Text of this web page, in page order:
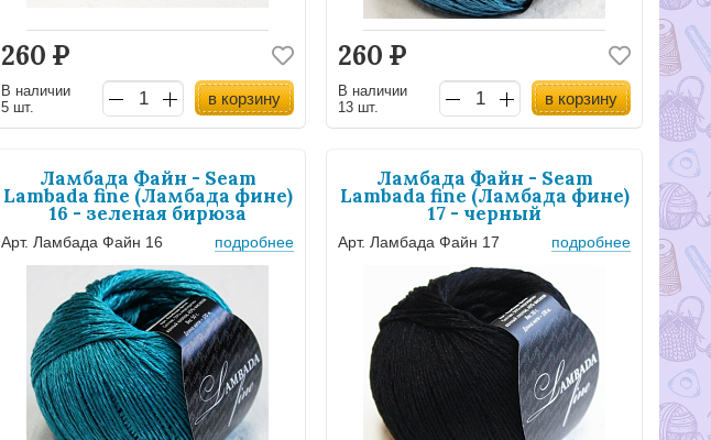
260 Р
В наличии
5 шт.
в корзину
260 Р
В наличии
13 шт.
в корзину
Ламбада Файн - Seam
Lambada fine (Ламбада фине)
16 - зеленая бирюза
Арт. Ламбада Файн 16 подробнее
Ламбада Файн - Seam
Lambada fine (Ламбада фине)
17 - черный
Арт. Ламбада Файн 17 подробнее